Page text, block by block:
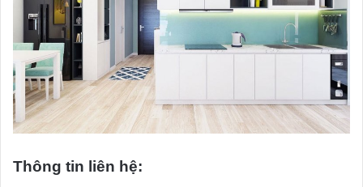
Thông tin liên hệ: